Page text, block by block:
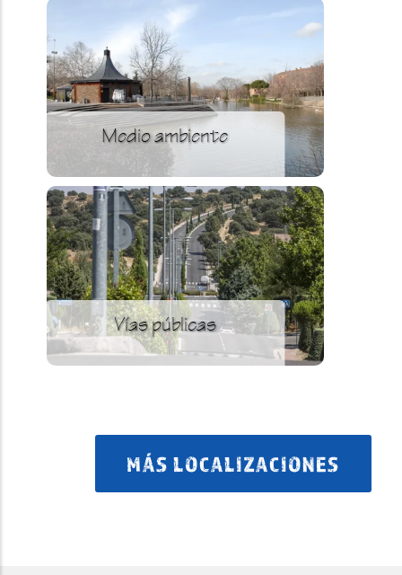
Medio ambiente
Vías públicas
MÁS LOCALIZACIONES